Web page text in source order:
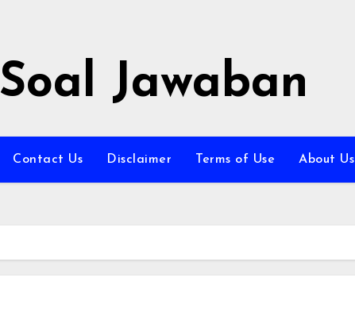
Soal Jawaban
Contact Us Disclaimer Terms of Use About Us